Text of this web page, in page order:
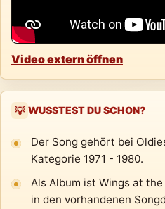
Video extern öffnen
💡 WUSSTEST DU SCHON?
Der Song gehört bei
Kategorie 1971 - 1980.
Als Album ist Wings at
in den vorhandenen